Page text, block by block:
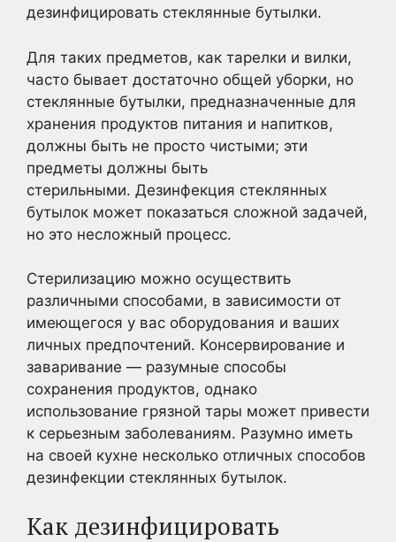
дезинфицировать стеклянные бутылки.
Для таких предметов, как тарелки и вилки,
часто бывает достаточно общей уборки, но
стеклянные бутылки, предназначенные для
хранения продуктов питания и напитков,
должны быть не просто чистыми; эти
предметы должны быть
стерильными. Дезинфекция стеклянных
бутылок может показаться сложной задачей,
но это несложный процесс.
Стерилизацию можно осуществить
различными способами, в зависимости от
имеющегося у вас оборудования и ваших
личных предпочтений. Консервирование и
заваривание — разумные способы
сохранения продуктов, однако
использование грязной тары может привести
к серьезным заболеваниям. Разумно иметь
на своей кухне несколько отличных способов
дезинфекции стеклянных бутылок.
Как дезинфицировать